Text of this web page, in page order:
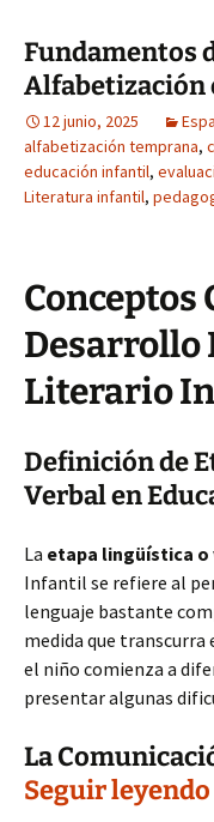
Fundamentos
Alfabetización
12 junio, 2025
alfabetización temprana,
educación infantil,
Literatura infantil,
Conceptos
Desarrollo
Literario
Definición de
Verbal en
La etapa lingüística o
Infantil se refiere al
lenguaje bastante
medida que transcurra
el niño comienza a
presentar algunas
La
Seguir